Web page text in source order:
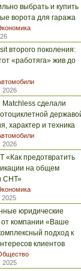
выбрать и купить
ворота для гаража
второго поколения:
«работяга» жив до
2026
Matchless сделали
характер и техника
2026
«Как предотвратить
на общем
СНТ»
2025
юридические
компании «Ваше
подход к
клиентов
2025